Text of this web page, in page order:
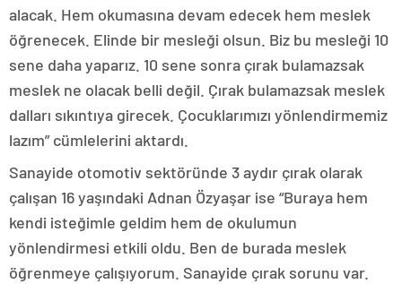
alacak. Hem okumasına devam edecek hem meslek
öğrenecek. Elinde bir mesleği olsun. Biz bu mesleği 10
sene daha yaparız. 10 sene sonra çırak bulamazsak
meslek ne olacak belli değil. Çırak bulamazsak meslek
dalları sıkıntıya girecek. Çocuklarımızı yönlendirmemiz
lazım” cümlelerini aktardı.
Sanayide otomotiv sektöründe 3 aydır çırak olarak
çalışan 16 yaşındaki Adnan Özyaşar ise “Buraya hem
kendi isteğimle geldim hem de okulumun
yönlendirmesi etkili oldu. Ben de burada meslek
öğrenmeye çalışıyorum. Sanayide çırak sorunu var.